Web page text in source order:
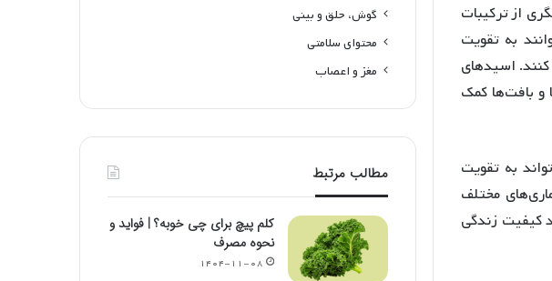
از ترکیبات
به تقویت
اسیدهای
و بافت‌ها کمک
به تقویت
مختلف
کیفیت زندگی
گوش، حلق و بینی
محتوای سلامتی
مغز و اعصاب
مطالب مرتبط
کلم پیچ برای چی خوبه؟ | فواید و
نحوه مصرف
۱۴۰۴-۱۱-۰۸